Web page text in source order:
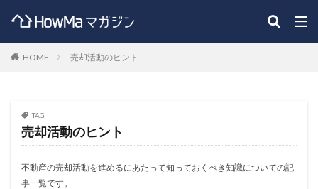
HOME 売却活動のヒント
TAG
売却活動のヒント
不動産の売却活動を進めるにあたって知っておくべき知識についての記
事一覧です。